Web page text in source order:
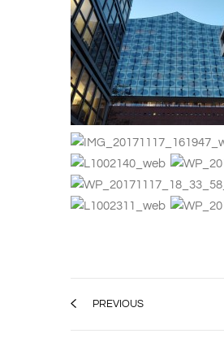
PREVIOUS